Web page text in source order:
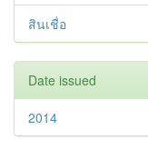
สินเชื่อ
Date issued
2014